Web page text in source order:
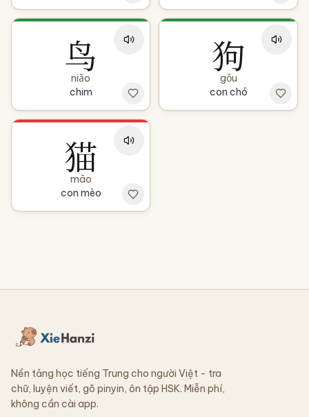
鸟
niǎo
chim
狗
gǒu
con chó
猫
māo
con mèo
Nền tảng học tiếng Trung cho người Việt - tra
chữ, luyện viết, gõ pinyin, ôn tập HSK. Miễn phí,
không cần cài app.